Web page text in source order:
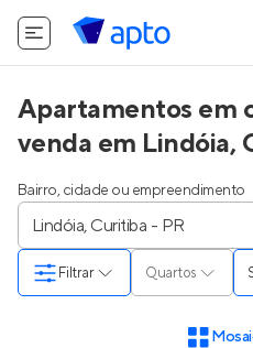
Apartamentos em
venda em Lindóia,
Bairro, cidade ou empreendimento
Quartos
Filtrar